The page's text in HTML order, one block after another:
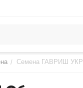
/ Семена ГАВРИШ